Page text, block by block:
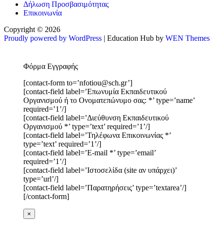
Δήλωση Προσβασιμότητας
Επικοινωνία
Copyright © 2026
Proudly powered by WordPress | Education Hub by WEN Themes
Φόρμα Εγγραφής
[contact-form to=’nfotiou@sch.gr’]
[contact-field label=’Επωνυμία Εκπαιδευτικού
Οργανισμού ή το Ονοματεπώνυμο σας: *’ type=’name’
required=’1’/]
[contact-field label=’Διεύθυνση Εκπαιδευτικού
Οργανισμού *’ type=’text’ required=’1’/]
[contact-field label=’Τηλέφωνα Επικοινωνίας *’
type=’text’ required=’1’/]
[contact-field label=’E-mail *’ type=’email’
required=’1’/]
[contact-field label=’Ιστοσελίδα (site αν υπάρχει)’
type=’url’/]
[contact-field label=’Παρατηρήσεις’ type=’textarea’/]
[/contact-form]
×